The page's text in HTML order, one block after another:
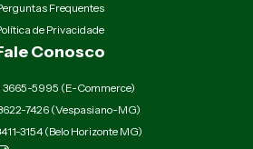
Frequentes
de Privacidade
Conosco
3665-5995 (E-Commerce)
7426 (Vespasiano-MG)
3154 (Belo Horizonte MG)